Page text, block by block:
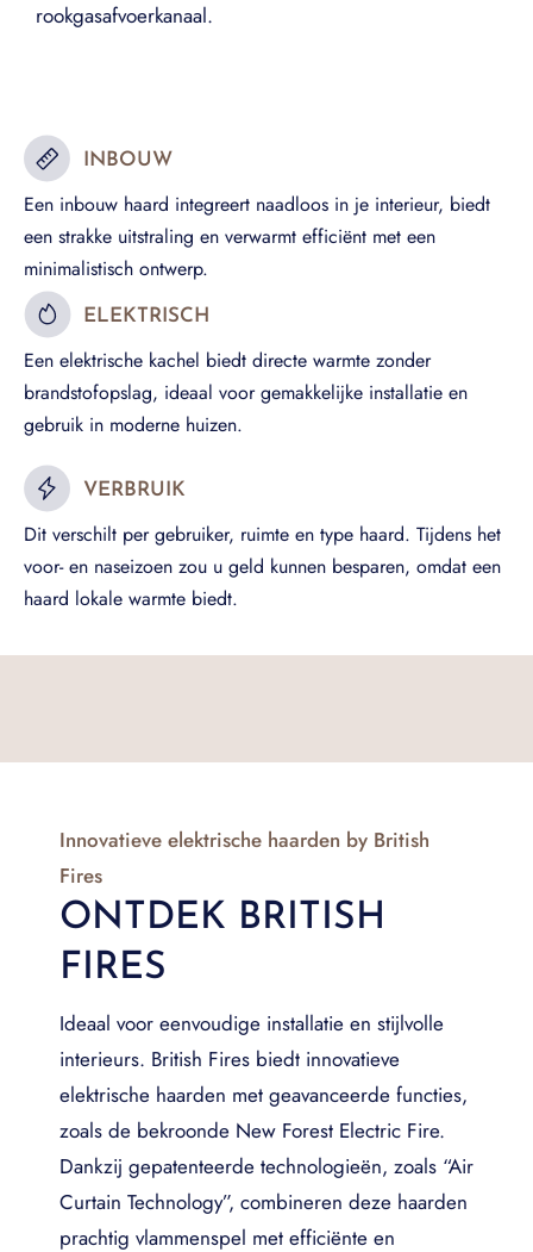
rookgasafvoerkanaal.
INBOUW
Een inbouw haard integreert naadloos in je interieur, biedt
een strakke uitstraling en verwarmt efficiënt met een
minimalistisch ontwerp.
ELEKTRISCH
Een elektrische kachel biedt directe warmte zonder
brandstofopslag, ideaal voor gemakkelijke installatie en
gebruik in moderne huizen.
VERBRUIK
Dit verschilt per gebruiker, ruimte en type haard. Tijdens het
voor- en naseizoen zou u geld kunnen besparen, omdat een
haard lokale warmte biedt.
Innovatieve elektrische haarden by British
Fires
ONTDEK BRITISH
FIRES
Ideaal voor eenvoudige installatie en stijlvolle
interieurs. British Fires biedt innovatieve
elektrische haarden met geavanceerde functies,
zoals de bekroonde New Forest Electric Fire.
Dankzij gepatenteerde technologieën, zoals “Air
Curtain Technology”, combineren deze haarden
prachtig vlammenspel met efficiënte en